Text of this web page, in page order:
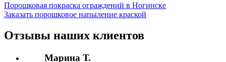
Порошковая покраска ограждений в Ногинске
Заказать порошковое напыление краской
Отзывы наших клиентов
Марина Т.